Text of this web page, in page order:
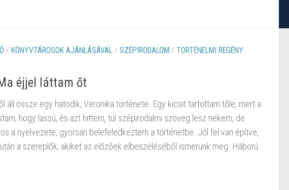
/ KÖNYVTÁROSOK AJÁNLÁSÁVAL / SZÉPIRODALOM / TÖRTÉNELMI REGÉNY
​éjjel láttam őt
áll össze egy hatodik, Veronika története. Egy kicsit tartottam tőle, mert a
hogy lassú, és azt hittem, túl szépirodalmi szöveg lesz nekem, de
a nyelvezete, gyorsan belefeledkeztem a történetbe. Jól fel van építve,
a szereplők, akiket az előzőek elbeszéléséből ismerünk meg. Háború